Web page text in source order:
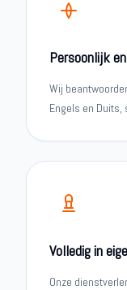
Persoonlijk
Wij
Engels en
Volledig in
Onze